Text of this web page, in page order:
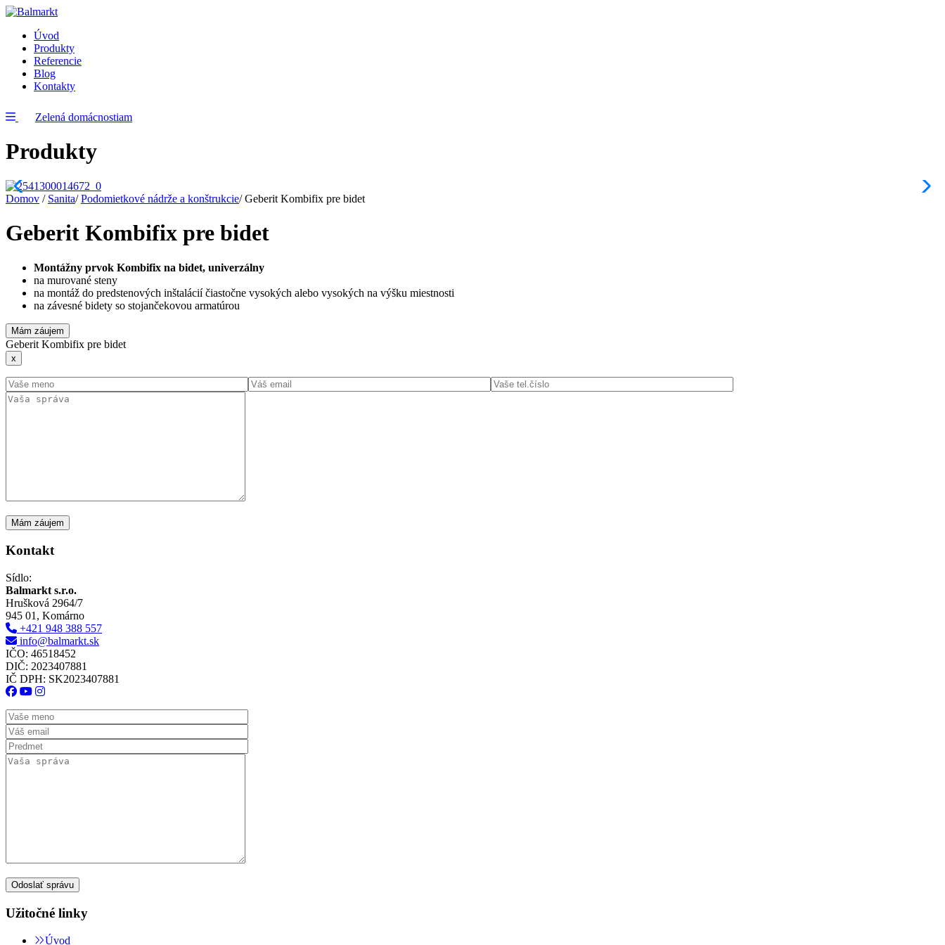
Úvod
Produkty
Referencie
Blog
Kontakty
Zelená domácnostiam
Produkty
Domov / Sanita/ Podomietkové nádrže a konštrukcie/ Geberit Kombifix pre bidet
Geberit Kombifix pre bidet
Montážny prvok Kombifix na bidet, univerzálny
na murované steny
na montáž do predstenových inštalácií čiastočne vysokých alebo vysokých na výšku miestnosti
na závesné bidety so stojančekovou armatúrou
Mám záujem
Geberit Kombifix pre bidet
x
Kontakt
Sídlo:
Balmarkt s.r.o.
Hrušková 2964/7
945 01, Komárno
+421 948 388 557
info@balmarkt.sk
IČO: 46518452
DIČ: 2023407881
IČ DPH: SK2023407881
Užitočné linky
Úvod